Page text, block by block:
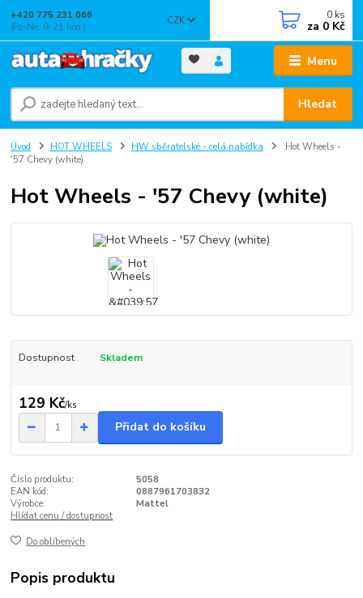
Menu
CZK
Hledat
+420 775 231 066
(Po-Ne, 9-21 hod.)
0 ks
za 0 Kč
Úvod HOT WHEELS HW sběratelské - celá nabídka
Hot Wheels -
'57 Chevy (white)
Hot Wheels - '57 Chevy (white)
Dostupnost Skladem
129 Kč/ks
Přidat do košíku
Číslo produktu:
5058
EAN kód:
0887961703832
Výrobce:
Mattel
Hlídat cenu / dostupnost
Do oblíbených
Popis produktu